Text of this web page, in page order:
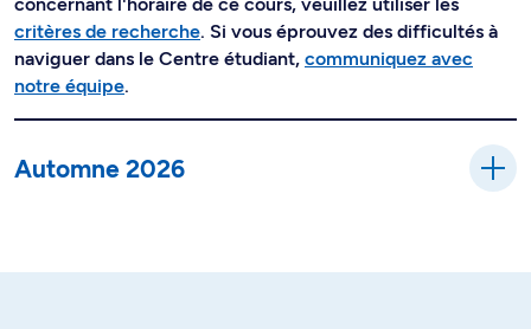
critères de recherche. Si vous éprouvez des difficultés à
naviguer dans le Centre étudiant, communiquez avec
notre équipe.
Automne 2026